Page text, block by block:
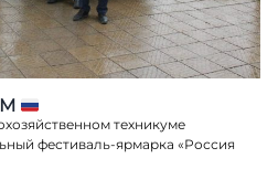
техникуме
фестиваль-ярмарка «Россия